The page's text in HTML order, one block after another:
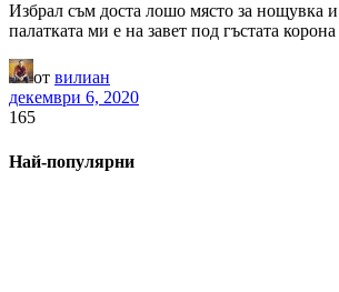
Избрал съм доста лошо място за нощувка
палатката ми е на завет под гъстата
от вилиан
декември 6, 2020
165
Най-популярни